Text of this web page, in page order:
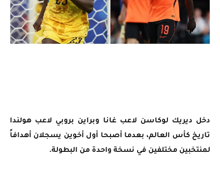
دخل ديريك لوكاسن لاعب غانا وبراين بروبي لاعب هولندا
تاريخ كأس العالم، بعدما أصبحا أول أخوين يسجلان أهدافاً
لمنتخبين مختلفين في نسخة واحدة من البطولة.